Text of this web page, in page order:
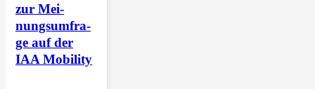
zur Mei­
nungs­um­fra­
ge auf der
IAA Mobility